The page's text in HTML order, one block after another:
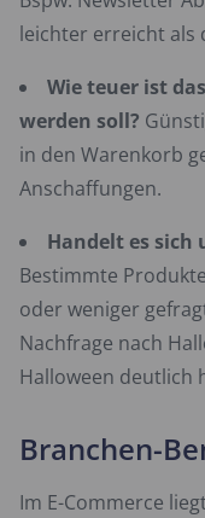
leichter erreicht als
Wie teuer ist
werden soll?
in den Warenkorb
Anschaffungen.
Handelt es sich
Bestimmte
oder weniger
Nachfrage nach
Halloween deutlich
Branchen-
Im E-Commerce